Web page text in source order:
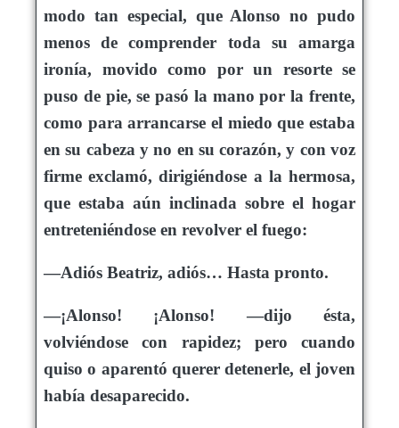
modo tan especial, que Alonso no pudo
menos de comprender toda su amarga
ironía, movido como por un resorte se
puso de pie, se pasó la mano por la frente,
como para arrancarse el miedo que estaba
en su cabeza y no en su corazón, y con voz
firme exclamó, dirigiéndose a la hermosa,
que estaba aún inclinada sobre el hogar
entreteniéndose en revolver el fuego:
—Adiós Beatriz, adiós… Hasta pronto.
—¡Alonso! ¡Alonso! —dijo ésta,
volviéndose con rapidez; pero cuando
quiso o aparentó querer detenerle, el joven
había desaparecido.